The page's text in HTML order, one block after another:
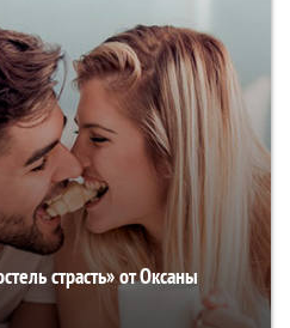
страсть» от Оксаны